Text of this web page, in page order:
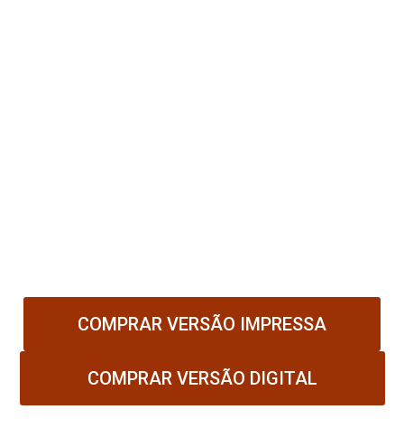
COMPRAR VERSÃO IMPRESSA
COMPRAR VERSÃO DIGITAL